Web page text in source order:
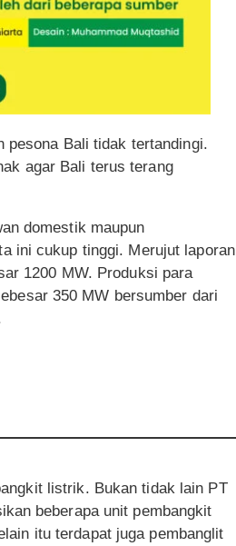
pesona Bali tidak tertandingi.
agar Bali terus terang
domestik maupun
ini cukup tinggi. Merujut laporan
1200 MW. Produksi para
350 MW bersumber dari
listrik. Bukan tidak lain PT
beberapa unit pembangkit
itu terdapat juga pembanglit